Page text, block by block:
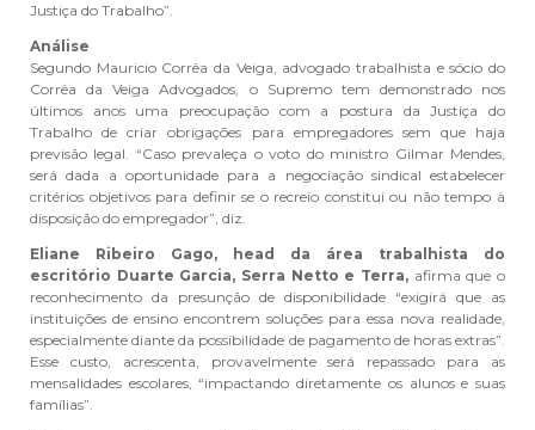
Justiça do Trabalho”.
Análise
Segundo Mauricio Corrêa da Veiga, advogado trabalhista e sócio do
Corrêa da Veiga Advogados, o Supremo tem demonstrado nos
últimos anos uma preocupação com a postura da Justiça do
Trabalho de criar obrigações para empregadores sem que haja
previsão legal. “Caso prevaleça o voto do ministro Gilmar Mendes,
será dada a oportunidade para a negociação sindical estabelecer
critérios objetivos para definir se o recreio constitui ou não tempo à
disposição do empregador”, diz.
Eliane Ribeiro Gago, head da área trabalhista do
escritório Duarte Garcia, Serra Netto e Terra, afirma que o
reconhecimento da presunção de disponibilidade “exigirá que as
instituições de ensino encontrem soluções para essa nova realidade,
especialmente diante da possibilidade de pagamento de horas extras”.
Esse custo, acrescenta, provavelmente será repassado para as
mensalidades escolares, “impactando diretamente os alunos e suas
famílias”.